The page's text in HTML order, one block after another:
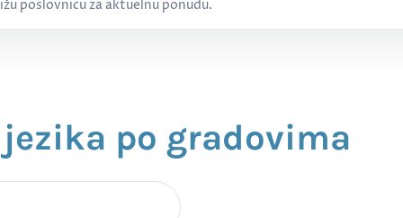
poslovnicu za aktuelnu ponudu.
po gradovima